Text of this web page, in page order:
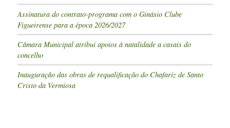
Assinatura do contrato-programa com o Ginásio Clube
Figueirense para a época 2026/2027
Câmara Municipal atribui apoios à natalidade a casais do
concelho
Inauguração das obras de requalificação do Chafariz de Santo
Cristo da Vermiosa